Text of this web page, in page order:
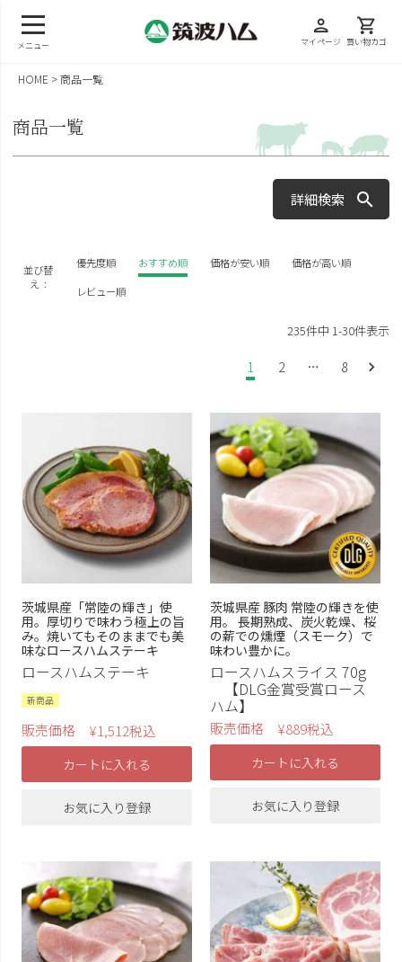
メニュー
person
マイページ
shopping_cart
買い物カゴ
HOME 商品一覧
商品一覧
詳細検索
表示順
価格安い順
価格高い順
新着順
商品タグ
つくば豚
ローズポーク
スライス
ギフト
ロースハム
ボンレスハム
無添加ハム
燻鶏
むね燻
スモークササミ
スモークチキン
京鴨のくん製
大子ビール
並び替
え
優先度順 おすすめ順 価格が安い順
価格が高い順
レビュー順
235件中 1-30件表示
1 2 … 8
茨城県産「常陸の輝き」使
用。厚切りで味わう極上の旨
み。焼いてもそのままでも美
味なロースハムステーキ
ロースハムステーキ
新商品
販売価格 ¥1,512税込
カートに入れる
お気に入り登録
茨城県産 豚肉 常陸の輝きを使
用。 長期熟成、炭火乾燥、桜
の薪での燻煙（スモーク）で
味わい豊かに。
ロースハムスライス 70g
【DLG金賞受賞ロース
ハム】
販売価格 ¥889税込
カートに入れる
お気に入り登録